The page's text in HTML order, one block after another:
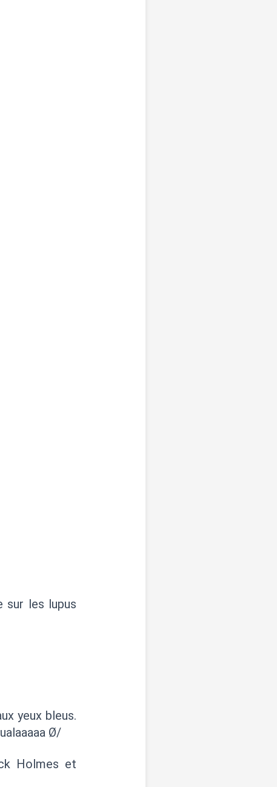
sur les lupus
yeux bleus.
Ø/
Holmes et